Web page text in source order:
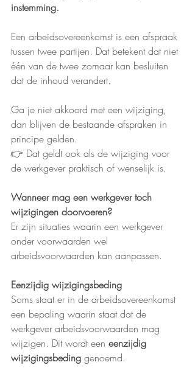
instemming.
Een arbeidsovereenkomst is een afspraak
tussen twee partijen. Dat betekent dat niet
één van de twee zomaar kan besluiten
dat de inhoud verandert.
Ga je niet akkoord met een wijziging,
dan blijven de bestaande afspraken in
principe gelden.
👉 Dat geldt ook als de wijziging voor
de werkgever praktisch of wenselijk is.
Wanneer mag een werkgever toch
wijzigingen doorvoeren?
Er zijn situaties waarin een werkgever
onder voorwaarden wel
arbeidsvoorwaarden kan aanpassen.
Eenzijdig wijzigingsbeding
Soms staat er in de arbeidsovereenkomst
een bepaling waarin staat dat de
werkgever arbeidsvoorwaarden mag
wijzigen. Dit wordt een eenzijdig
wijzigingsbeding genoemd.